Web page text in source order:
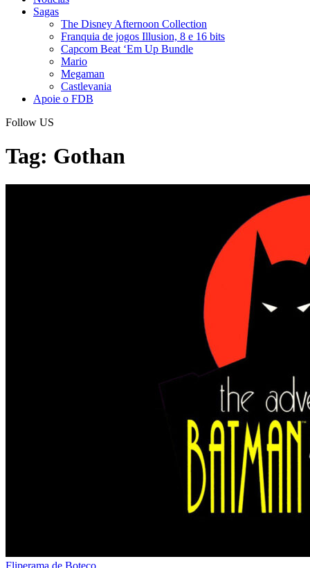
Sagas
The Disney Afternoon Collection
Franquia de jogos Illusion, 8 e 16 bits
Capcom Beat ‘Em Up Bundle
Mario
Megaman
Castlevania
Apoie o FDB
Follow US
Tag: Gothan
Fliperama de Boteco